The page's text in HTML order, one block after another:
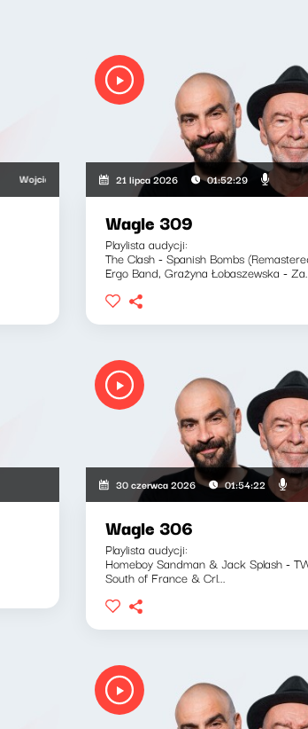
Wojciech Waglewski, Bartosz "Fisz" Waglewski
21 lipca 2026 01:52:29
Wagle 309
Playlista audycji:
The Clash - Spanish Bombs
Ergo Band, Grażyna Łobaszewska -
30 czerwca 2026 01:54:22
Wagle 306
Playlista audycji:
Homeboy Sandman & Jack Splash -
South of France & Crl...